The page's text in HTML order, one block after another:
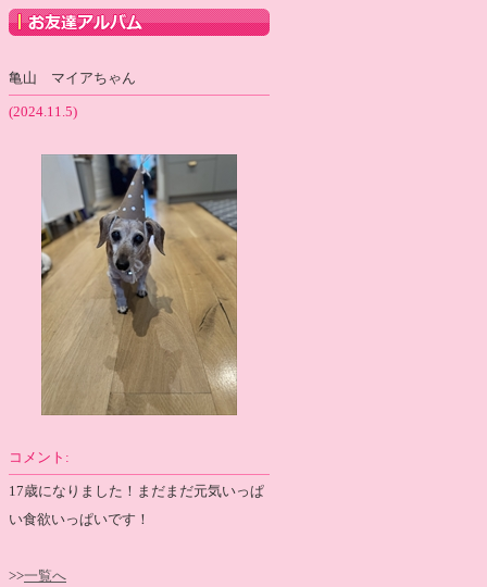
亀山 マイアちゃん
(2024.11.5)
コメント:
17歳になりました！まだまだ元気いっぱ
い食欲いっぱいです！
>>一覧へ